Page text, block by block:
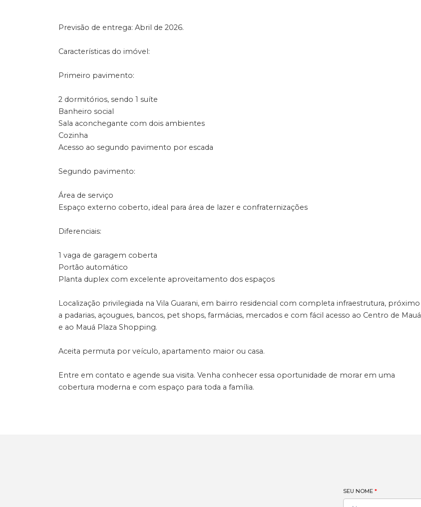
Previsão de entrega: Abril de 2026.
Características do imóvel:
Primeiro pavimento:
2 dormitórios, sendo 1 suíte
Banheiro social
Sala aconchegante com dois ambientes
Cozinha
Acesso ao segundo pavimento por escada
Segundo pavimento:
Área de serviço
Espaço externo coberto, ideal para área de lazer e confraternizações
Diferenciais:
1 vaga de garagem coberta
Portão automático
Planta duplex com excelente aproveitamento dos espaços
Localização privilegiada na Vila Guarani, em bairro residencial com completa infraestrutura, próximo
a padarias, açougues, bancos, pet shops, farmácias, mercados e com fácil acesso ao Centro de Mauá
e ao Mauá Plaza Shopping.
Aceita permuta por veículo, apartamento maior ou casa.
Entre em contato e agende sua visita. Venha conhecer essa oportunidade de morar em uma
cobertura moderna e com espaço para toda a família.
SEU NOME *